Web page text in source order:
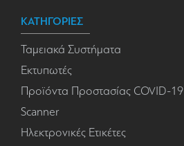
ΚΑΤΗΓΟΡΙΕΣ
Ταμειακά Συστήματα
Εκτυπωτές
Προϊόντα Προστασίας COVID-19
Scanner
Ηλεκτρονικές Ετικέτες